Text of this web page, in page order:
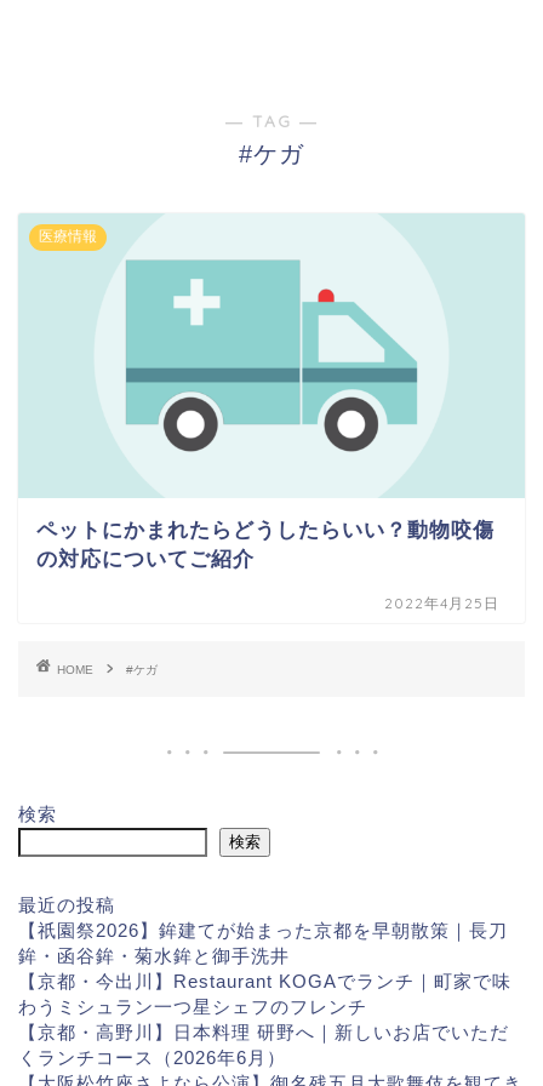
― TAG ―
#ケガ
医療情報
ペットにかまれたらどうしたらいい？動物咬傷
の対応についてご紹介
2022年4月25日
HOME #ケガ
検索
検索
最近の投稿
【祇園祭2026】鉾建てが始まった京都を早朝散策｜長刀
鉾・函谷鉾・菊水鉾と御手洗井
【京都・今出川】Restaurant KOGAでランチ｜町家で味
わうミシュラン一つ星シェフのフレンチ
【京都・高野川】日本料理 研野へ｜新しいお店でいただ
くランチコース（2026年6月）